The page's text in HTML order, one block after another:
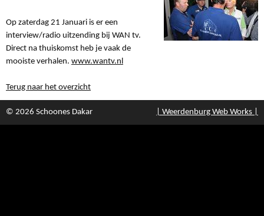
Op zaterdag 21 Januari is er een
interview/radio uitzending bij WAN tv.
Direct na thuiskomst heb je vaak de
mooiste verhalen. www.wantv.nl
Terug naar het overzicht
© 2026 Schoones Dakar | Weerdenburg Web Works |